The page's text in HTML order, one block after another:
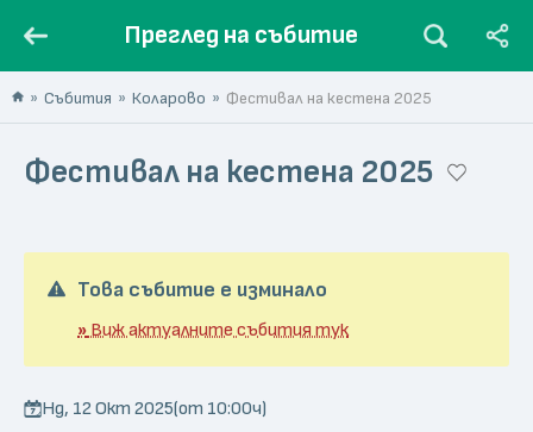
Преглед на събитие
Събития Коларово Фестивал на кестена 2025
Фестивал на кестена 2025
Това събитие е изминало
»Виж актуалните събития тук
Нд, 12 Окт 2025(от 10:00ч)